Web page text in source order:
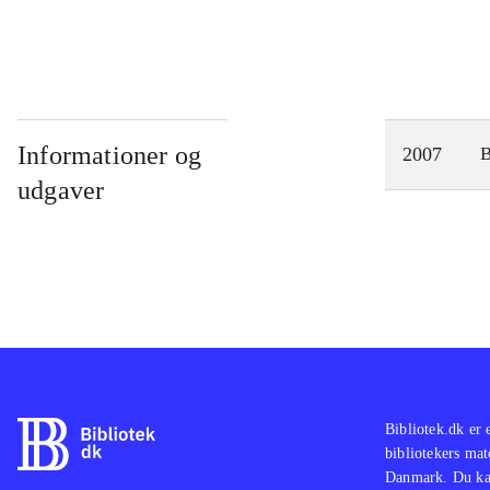
Informationer og
udgaver
2007
Bibliotek.dk er
bibliotekers
Danmark. Du